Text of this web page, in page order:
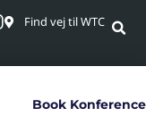
Find vej til WTC
Book Konference